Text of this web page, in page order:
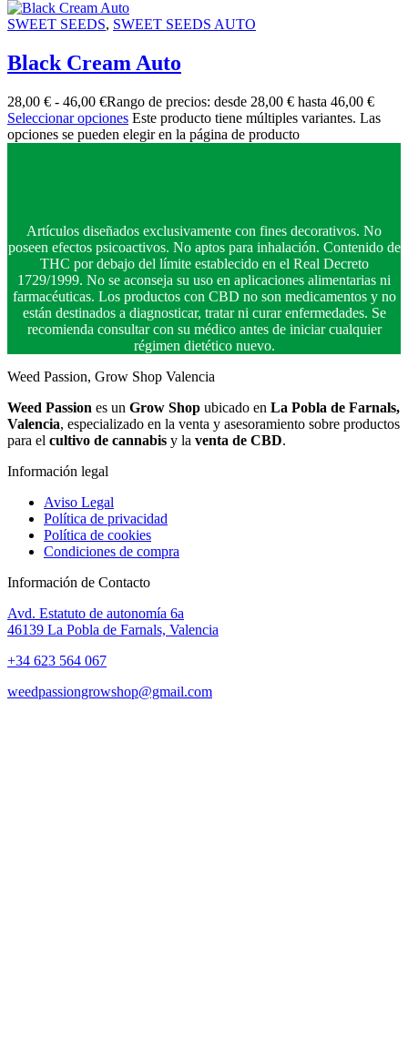
SWEET SEEDS, SWEET SEEDS AUTO
Black Cream Auto
28,00 € - 46,00 €Rango de precios: desde 28,00 € hasta 46,00 €
Seleccionar opciones Este producto tiene múltiples variantes. Las
opciones se pueden elegir en la página de producto
Artículos diseñados exclusivamente con fines decorativos. No
poseen efectos psicoactivos. No aptos para inhalación. Contenido de
THC por debajo del límite establecido en el Real Decreto
1729/1999. No se aconseja su uso en aplicaciones alimentarias ni
farmacéuticas. Los productos con CBD no son medicamentos y no
están destinados a diagnosticar, tratar ni curar enfermedades. Se
recomienda consultar con su médico antes de iniciar cualquier
régimen dietético nuevo.
Weed Passion, Grow Shop Valencia
Weed Passion es un Grow Shop ubicado en La Pobla de Farnals,
Valencia, especializado en la venta y asesoramiento sobre productos
para el cultivo de cannabis y la venta de CBD.
Información legal
Aviso Legal
Política de privacidad
Política de cookies
Condiciones de compra
Información de Contacto
Avd. Estatuto de autonomía 6a
46139 La Pobla de Farnals, Valencia
+34 623 564 067
weedpassiongrowshop@gmail.com